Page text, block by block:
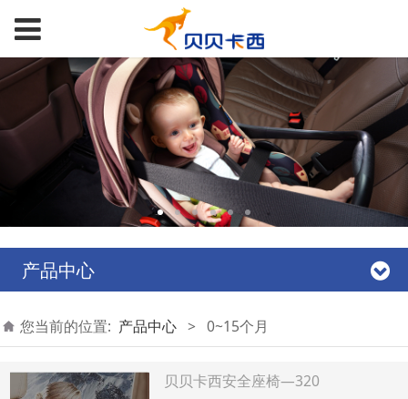
产品中心
您当前的位置: 产品中心 > 0~15个月
贝贝卡西安全座椅—320